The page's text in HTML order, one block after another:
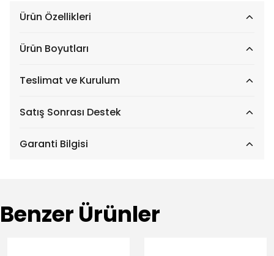
Ürün Özellikleri
Ürün Boyutları
Teslimat ve Kurulum
Satış Sonrası Destek
Garanti Bilgisi
Benzer Ürünler